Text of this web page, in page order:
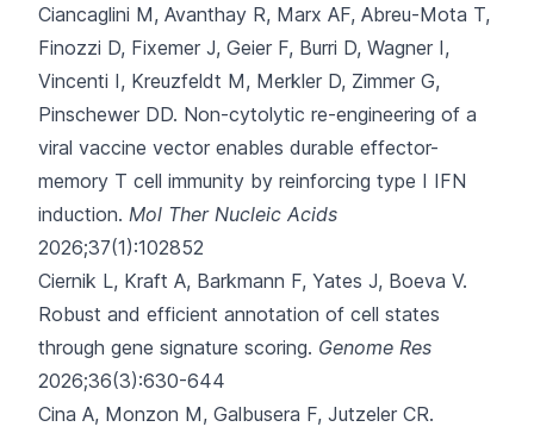
Ciancaglini M, Avanthay R, Marx AF, Abreu-Mota T,
Finozzi D, Fixemer J, Geier F, Burri D, Wagner I,
Vincenti I, Kreuzfeldt M, Merkler D, Zimmer G,
Pinschewer DD. Non-cytolytic re-engineering of a
viral vaccine vector enables durable effector-
memory T cell immunity by reinforcing type I IFN
induction. Mol Ther Nucleic Acids
2026;37(1):102852
Ciernik L, Kraft A, Barkmann F, Yates J, Boeva V.
Robust and efficient annotation of cell states
through gene signature scoring. Genome Res
2026;36(3):630-644
Cina A, Monzon M, Galbusera F, Jutzeler CR.